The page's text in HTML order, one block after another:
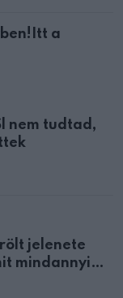
a
nem tudtad,
jelenete
mindannyian